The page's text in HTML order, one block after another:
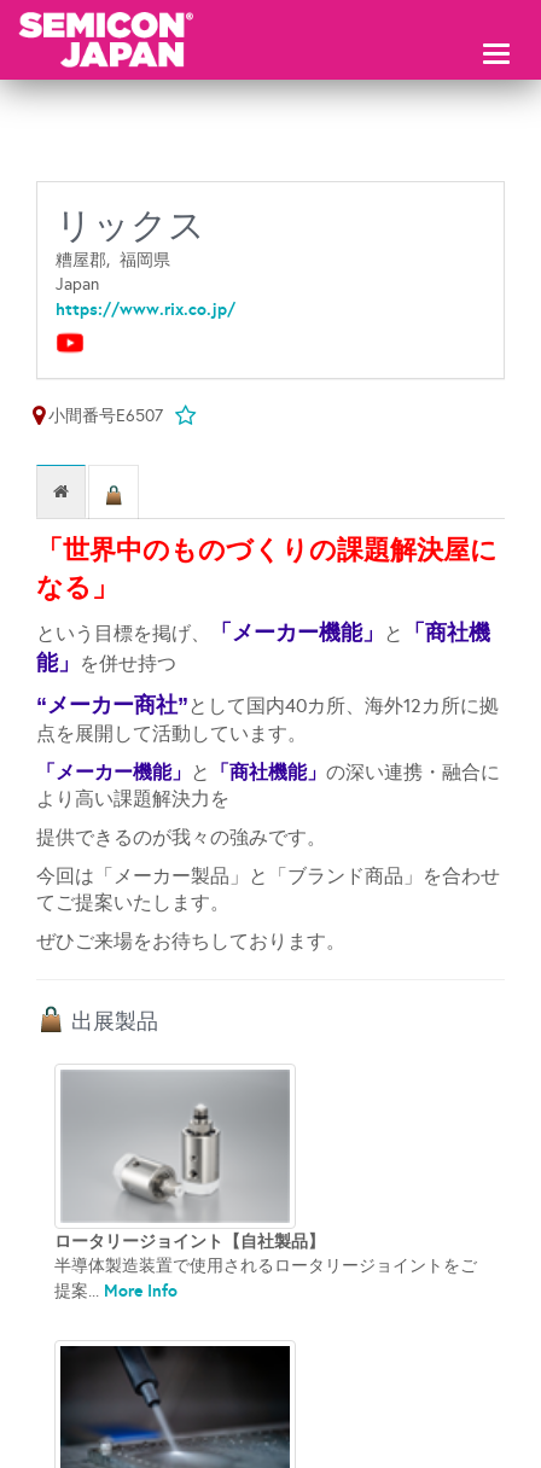
リックス
糟屋郡, 福岡県
Japan
https://www.rix.co.jp/
小間番号E6507
「世界中のものづくりの課題解決屋に
なる」
という目標を掲げ、 「メーカー機能」 と
「商社機
能」
を併せ持つ
“メーカー商社” として 国内40カ所、海外12カ所に拠
点を展開して活動しています。
「メーカー機能」 と 「商社機能」 の深い連携・融合に
より高い課題解決力を
提供できるのが我々の強みです。
今回は「メーカー製品」と「ブランド商品」を合わせ
てご提案いたします。
ぜひご来場をお待ちしております。
出展製品
ロータリージョイント【自社製品】
半導体製造装置で使用されるロータリージョイントをご
提案... More Info